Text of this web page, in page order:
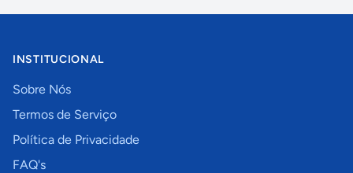
INSTITUCIONAL
Sobre Nós
Termos de Serviço
Política de Privacidade
FAQ's